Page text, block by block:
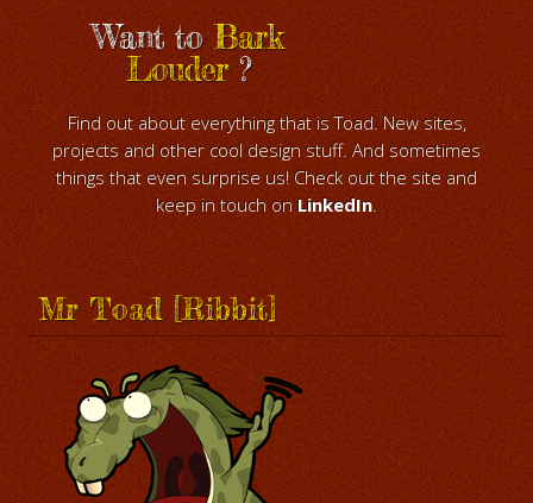
Want toBark
Louder?
Find out about everything that is Toad. New sites,
projects and other cool design stuff. And sometimes
things that even surprise us! Check out the site and
keep in touch on LinkedIn.
Mr Toad [Ribbit]